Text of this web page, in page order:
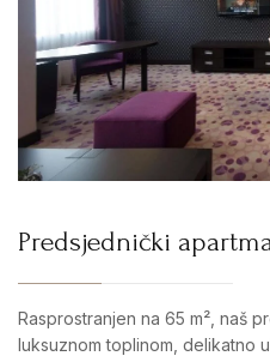
Predsjednički
Rasprostranjen na 65 m², naš
luksuznom toplinom, delikatno